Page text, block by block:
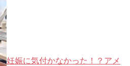
妊娠に気付かなかった！？アメ